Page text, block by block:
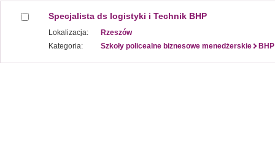
Specjalista ds logistyki i Technik BHP
Lokalizacja:
Rzeszów
Kategoria:
Szkoły policealne biznesowe menedżerskie BHP